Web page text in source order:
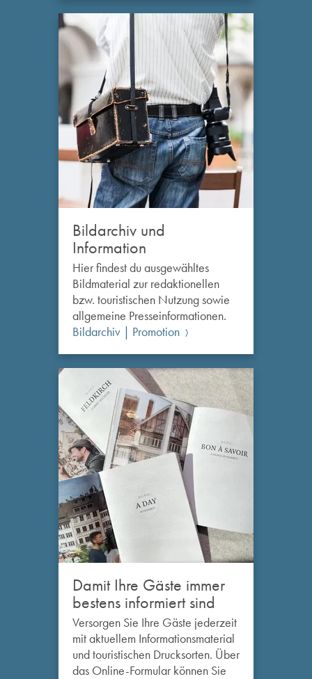
Bildarchiv und
Information
Hier findest du ausgewähltes
Bildmaterial zur redaktionellen
bzw. touristischen Nutzung sowie
allgemeine Presseinformationen.
Bildarchiv | Promotion
Damit Ihre Gäste immer
bestens informiert sind
Versorgen Sie Ihre Gäste jederzeit
mit aktuellem Informationsmaterial
und touristischen Drucksorten. Über
das Online-Formular können Sie